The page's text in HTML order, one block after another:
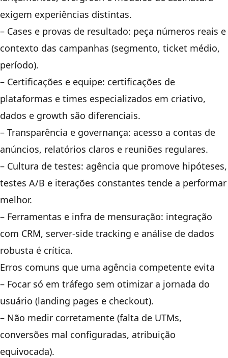
exigem experiências distintas.
– Cases e provas de resultado: peça números reais e
contexto das campanhas (segmento, ticket médio,
período).
– Certificações e equipe: certificações de
plataformas e times especializados em criativo,
dados e growth são diferenciais.
– Transparência e governança: acesso a contas de
anúncios, relatórios claros e reuniões regulares.
– Cultura de testes: agência que promove hipóteses,
testes A/B e iterações constantes tende a performar
melhor.
– Ferramentas e infra de mensuração: integração
com CRM, server-side tracking e análise de dados
robusta é crítica.
Erros comuns que uma agência competente evita
– Focar só em tráfego sem otimizar a jornada do
usuário (landing pages e checkout).
– Não medir corretamente (falta de UTMs,
conversões mal configuradas, atribuição
equivocada).